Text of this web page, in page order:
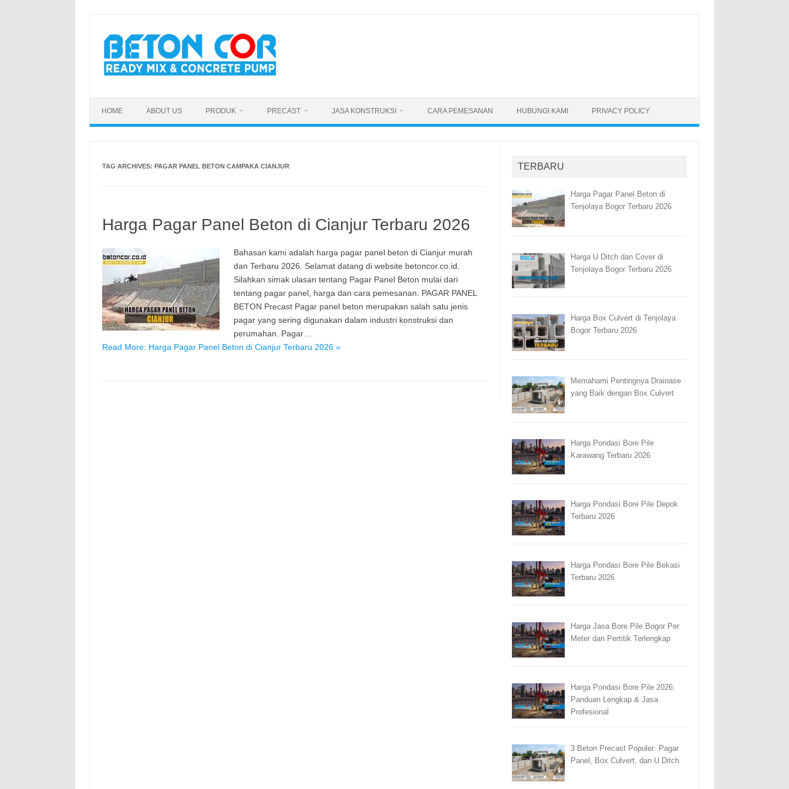
content
HOME ABOUT US PRODUK PRECAST JASA KONSTRUKSI CARA PEMESANAN HUBUNGI KAMI PRIVACY POLICY
TAG ARCHIVES: PAGAR PANEL BETON CAMPAKA CIANJUR
Harga Pagar Panel Beton di Cianjur Terbaru 2026
Bahasan kami adalah harga pagar panel beton di Cianjur murah
dan Terbaru 2026. Selamat datang di website betoncor.co.id.
Silahkan simak ulasan tentang Pagar Panel Beton mulai dari
tentang pagar panel, harga dan cara pemesanan. PAGAR PANEL
BETON Precast Pagar panel beton merupakan salah satu jenis
pagar yang sering digunakan dalam industri konstruksi dan
perumahan. Pagar…
Read More: Harga Pagar Panel Beton di Cianjur Terbaru 2026 »
TERBARU
Harga Pagar Panel Beton di
Tenjolaya Bogor Terbaru 2026
Harga U Ditch dan Cover di
Tenjolaya Bogor Terbaru 2026
Harga Box Culvert di Tenjolaya
Bogor Terbaru 2026
Memahami Pentingnya Drainase
yang Baik dengan Box Culvert
Harga Pondasi Bore Pile
Karawang Terbaru 2026
Harga Pondasi Bore Pile Depok
Terbaru 2026
Harga Pondasi Bore Pile Bekasi
Terbaru 2026
Harga Jasa Bore Pile Bogor Per
Meter dan Pertitik Terlengkap
Harga Pondasi Bore Pile 2026:
Panduan Lengkap & Jasa
Profesional
3 Beton Precast Populer: Pagar
Panel, Box Culvert, dan U Ditch